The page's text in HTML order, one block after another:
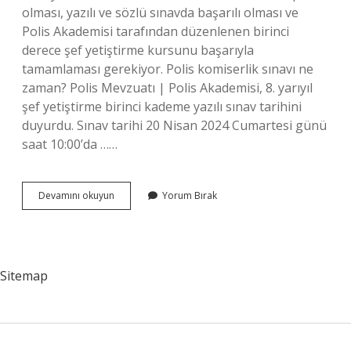
olması, yazılı ve sözlü sınavda başarılı olması ve
Polis Akademisi tarafından düzenlenen birinci
derece şef yetiştirme kursunu başarıyla
tamamlaması gerekiyor. Polis komiserlik sınavı ne
zaman? Polis Mevzuatı | Polis Akademisi, 8. yarıyıl
şef yetiştirme birinci kademe yazılı sınav tarihini
duyurdu. Sınav tarihi 20 Nisan 2024 Cumartesi günü
saat 10:00’da ……
Devamını okuyun
Komiserlik
Yorum Bırak
Sitemap